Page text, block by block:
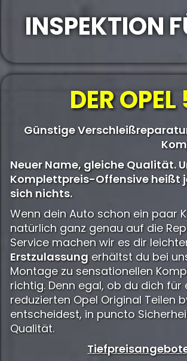
INSPEKTION
DER
Günstige
Neuer Name, gleiche Qualität.
Komplettpreis-Offensive heißt
sich nichts.
Wenn dein Auto schon ein paar
natürlich ganz genau auf die
Service machen wir es dir
Erstzulassungerhältst du bei
Montage zu sensationellen
richtig. Denn egal, ob du dich
reduzierten Opel Original Teilen
entscheidest, in puncto
Qualität.